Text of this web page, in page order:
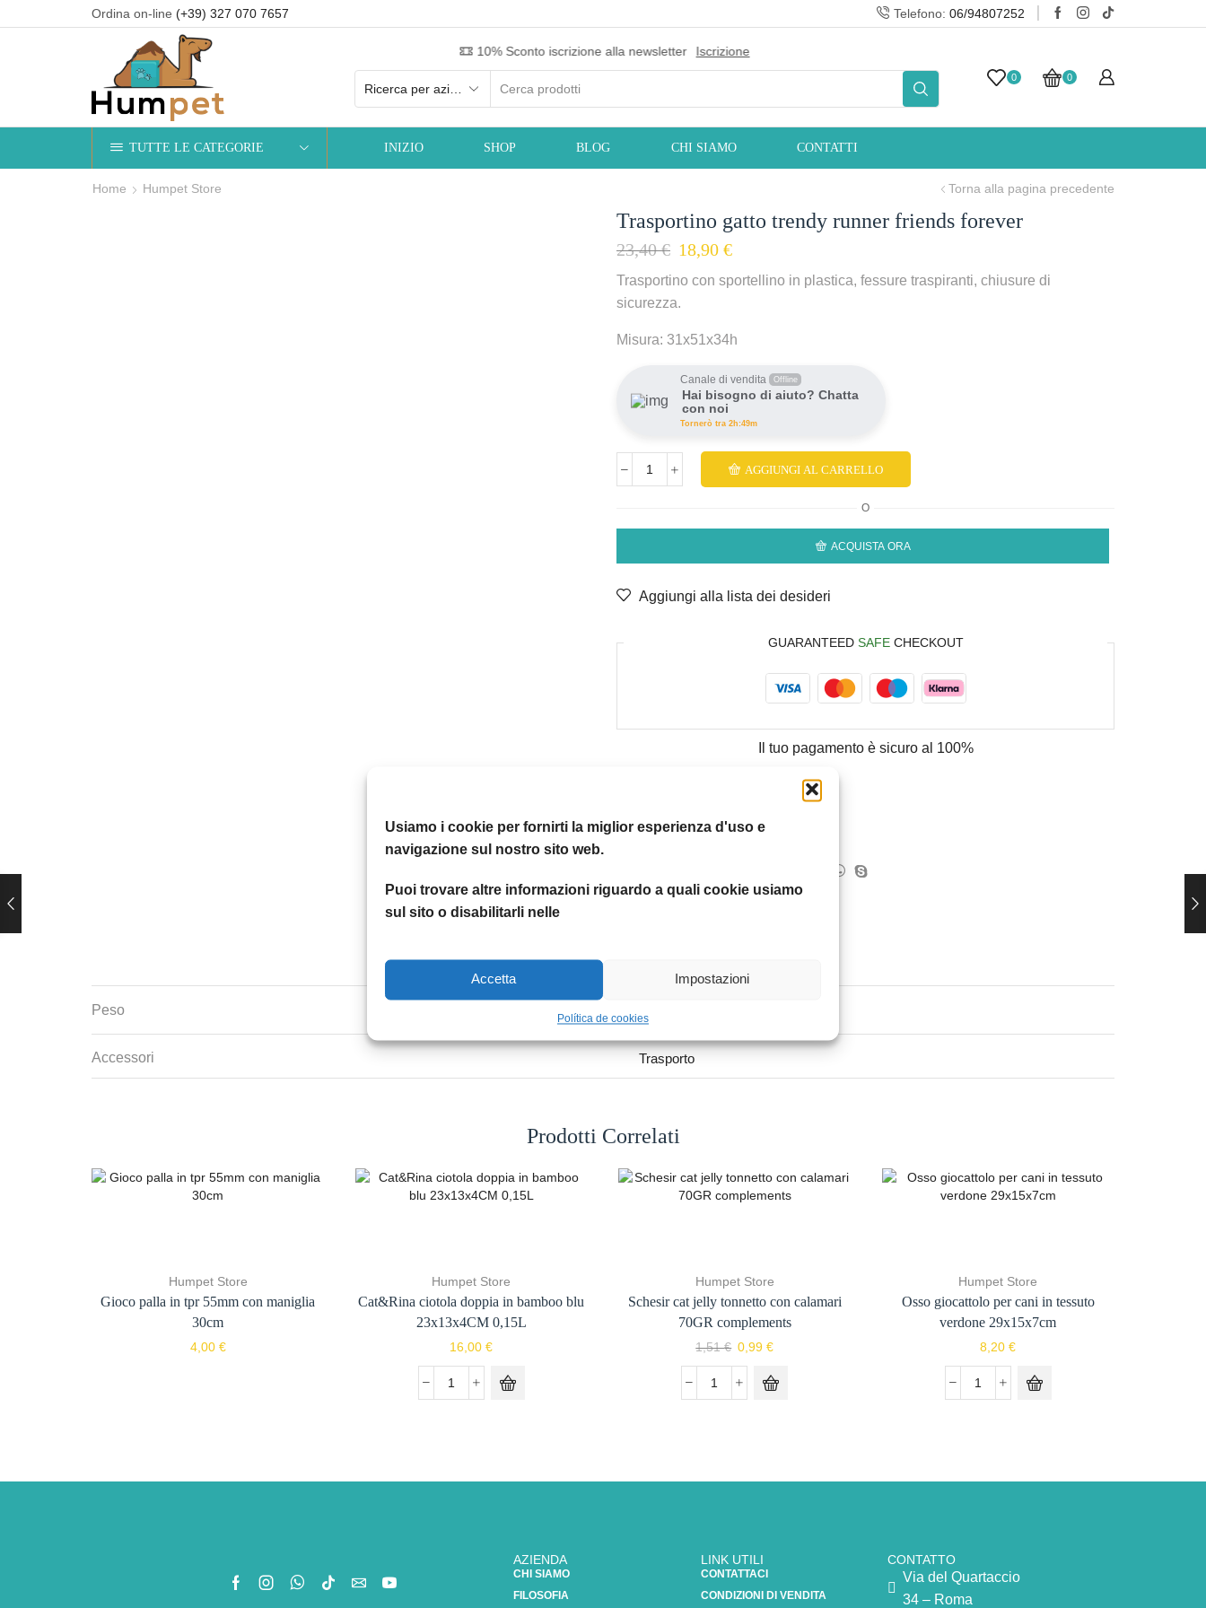
Usiamo i cookie per fornirti la miglior esperienza d'uso e
navigazione sul nostro sito web.
Puoi trovare altre informazioni riguardo a quali cookie usiamo
sul sito o disabilitarli nelle
Accetta Impostazioni
Política de cookies
Ordina on-line (+39) 327 070 7657 Telefono: 06/94807252
alla newsletter Iscrizione Consegna su Roma in 24h
0 0
TUTTE LE CATEGORIE INIZIO SHOP BLOG CHI SIAMO CONTATTI
Home Humpet Store Torna alla pagina precedente
Trasportino gatto trendy runner friends forever
23,40€ 18,90 €
Trasportino con sportellino in plastica, fessure traspiranti, chiusure di
sicurezza.
Misura: 31x51x34h
Canale di vendita Offline
Hai bisogno di aiuto? Chatta
con noi
Tornerò tra 2h:49m
AGGIUNGI AL CARRELLO
O
ACQUISTA ORA
Aggiungi alla lista dei desideri
GUARANTEED SAFECHECKOUT
Il tuo pagamento è sicuro al 100%
INFORMAZIONI AGGIUNTIVE
Peso
Accessori Trasporto
Prodotti Correlati
Humpet Store
Gioco palla in tpr 55mm con maniglia
30cm
4,00 €
Humpet Store
Cat&Rina ciotola doppia in bamboo blu
23x13x4CM 0,15L
16,00€
Humpet Store
Schesir cat jelly tonnetto con calamari
70GR complements
1,51€ 0,99€
Humpet Store
Osso giocattolo per cani in tessuto
verdone 29x15x7cm
8,20€
AZIENDA
CHI SIAMO
FILOSOFIA
LINK UTILI
CONTATTACI
CONDIZIONI DI VENDITA
CONTATTO
Via del Quartaccio
34 – Roma